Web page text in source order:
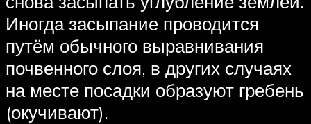
Иногда засыпание проводится
путём обычного выравнивания
почвенного слоя, в других случаях
на месте посадки образуют гребень
(окучивают).